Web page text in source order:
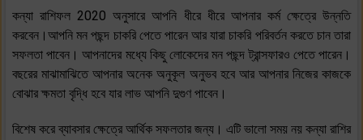
কন্যা রাশিফল 2020 অনুসারে আপনি ধীরে ধীরে আপনার কর্ম ক্ষেত্রে উন্নতি
করবেন।আপনি মন পছন্দ চাকরি পেতে পারেন আর যারা চাকরি পরিবর্তন করতে চান তারা
সফলতা পাবেন। আপনাদের মধ্যে কিছু লোকেদের মন পছন্দ ট্রান্সফারও পেতে পারেন।
বছরের মাঝামাঝিতে আপনার অনেক অনুকূল অনুভব হবে আর আপনার নিজের কাজকে
বোঝার ক্ষমতা বৃদ্ধি হবে যার লাভ আপনি দুগুণ পাবেন।
বিশেষ করে ব্যাবসার ক্ষেত্রে আর্থিক সফলতার জন্য। এটি ভালো সময় নয় কন্যা রাশির